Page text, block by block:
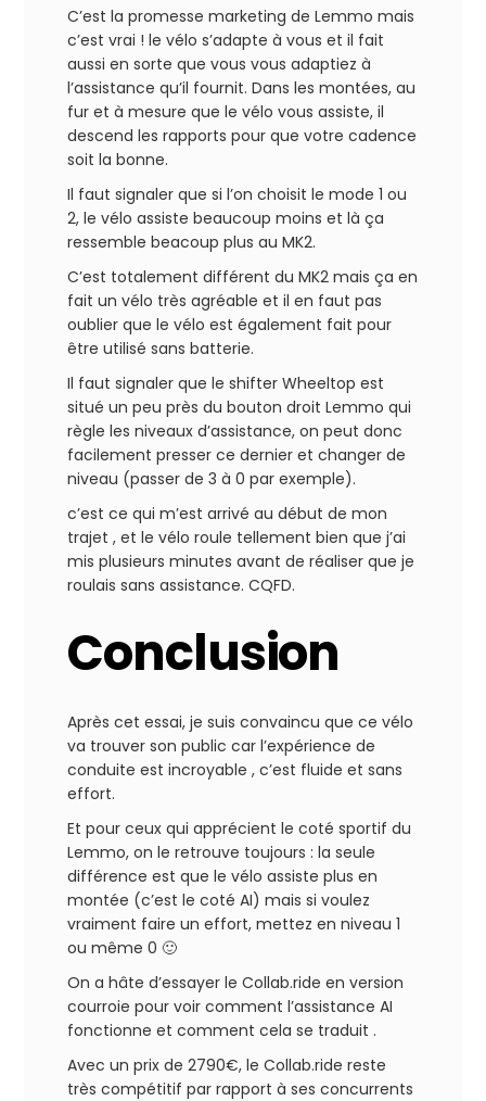
C’est la promesse marketing de Lemmo mais
c’est vrai ! le vélo s’adapte à vous et il fait
aussi en sorte que vous vous adaptiez à
l’assistance qu’il fournit. Dans les montées, au
fur et à mesure que le vélo vous assiste, il
descend les rapports pour que votre cadence
soit la bonne.
Il faut signaler que si l’on choisit le mode 1 ou
2, le vélo assiste beaucoup moins et là ça
ressemble beacoup plus au MK2.
C’est totalement différent du MK2 mais ça en
fait un vélo très agréable et il en faut pas
oublier que le vélo est également fait pour
être utilisé sans batterie.
Il faut signaler que le shifter Wheeltop est
situé un peu près du bouton droit Lemmo qui
règle les niveaux d’assistance, on peut donc
facilement presser ce dernier et changer de
niveau (passer de 3 à 0 par exemple).
c’est ce qui m’est arrivé au début de mon
trajet , et le vélo roule tellement bien que j’ai
mis plusieurs minutes avant de réaliser que je
roulais sans assistance. CQFD.
Conclusion
Après cet essai, je suis convaincu que ce vélo
va trouver son public car l’expérience de
conduite est incroyable , c’est fluide et sans
effort.
Et pour ceux qui apprécient le coté sportif du
Lemmo, on le retrouve toujours : la seule
différence est que le vélo assiste plus en
montée (c’est le coté AI) mais si voulez
vraiment faire un effort, mettez en niveau 1
ou même 0 🙂
On a hâte d’essayer le Collab.ride en version
courroie pour voir comment l’assistance AI
fonctionne et comment cela se traduit .
Avec un prix de 2790€, le Collab.ride reste
très compétitif par rapport à ses concurrents